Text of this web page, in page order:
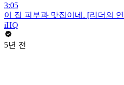
3:05
이 집 피부과 맛집이네. [리더의
iHQ
5년 전